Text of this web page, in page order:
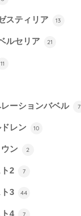
スティリア 13
ルセリア 21
11
ーションバベル 7
ドレン 10
ン 2
2 7
3 44
ト4 7